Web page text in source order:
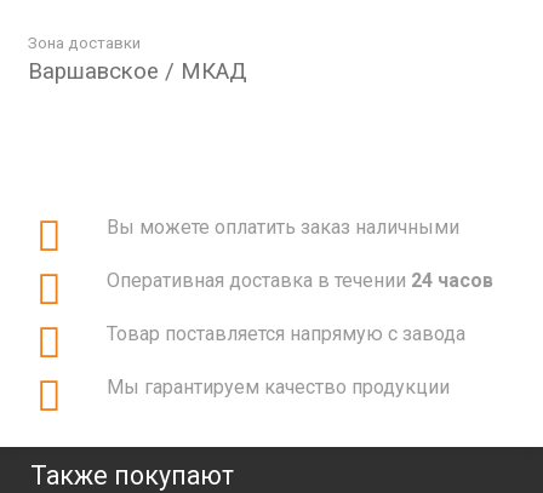
Зона доставки
Варшавское / МКАД
Вы можете оплатить заказ наличными
Оперативная доставка в течении 24 часов
Товар поставляется напрямую с завода
Мы гарантируем качество продукции
Также покупают